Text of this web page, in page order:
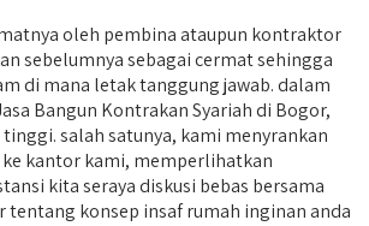
oleh pembina ataupun kontraktor
sebelumnya sebagai cermat sehingga
di mana letak tanggung jawab. dalam
Bangun Kontrakan Syariah di Bogor,
salah satunya, kami menyrankan
kantor kami, memperlihatkan
kita seraya diskusi bebas bersama
konsep insaf rumah inginan anda